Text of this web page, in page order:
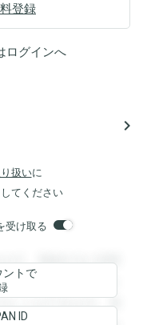
登録
ログインへ
navigate_next
扱いに
てください
受け取る
す。登録すると回答
回答を閲覧すること
ことができます。登
ントで
ID